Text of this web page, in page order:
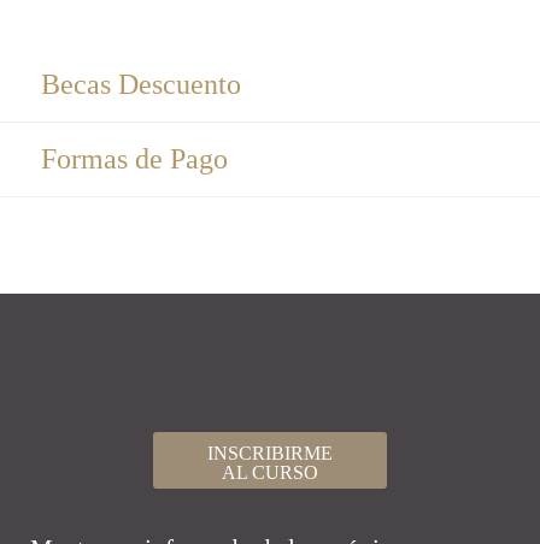
Becas Descuento
Formas de Pago
INSCRIBIRME
AL CURSO